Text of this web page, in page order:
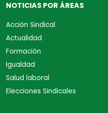
NOTICIAS POR ÁREAS
Acción Sindical
Actualidad
Formación
Igualdad
Salud laboral
Elecciones Sindicales